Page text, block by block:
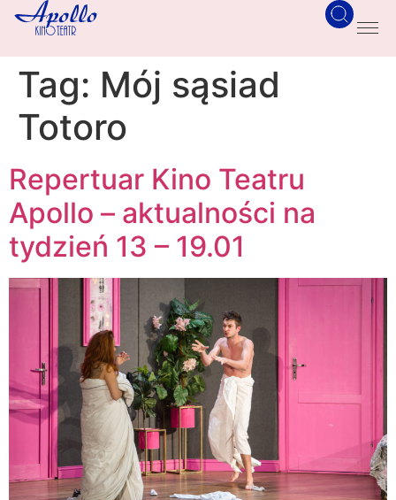
Tag: Mój sąsiad
Totoro
Repertuar Kino Teatru
Apollo – aktualności na
tydzień 13 – 19.01